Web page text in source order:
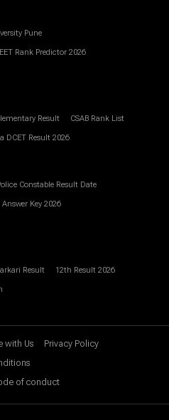
Pune
Rank Predictor 2026
Result CSAB Rank List
DCET Result 2026
Constable Result Date
Answer Key 2026
Result 12th Result 2026
with Us
Privacy Policy
of conduct